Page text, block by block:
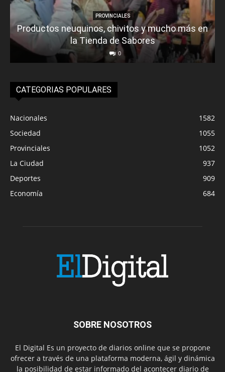
PROVINCIALES
Productos neuquinos, chivitos y mucho más en
la Tienda de Sabores
0
CATEGORIAS POPULARES
Nacionales
1582
Sociedad
1055
Provinciales
1052
La Ciudad
937
Deportes
909
Economía
684
SOBRE NOSOTROS
El Digital Es un proyecto de diarios online que se propone
ofrecer a través de una plataforma moderna, ágil y dinámica
la posibilidad de estar informado del acontecer diario de